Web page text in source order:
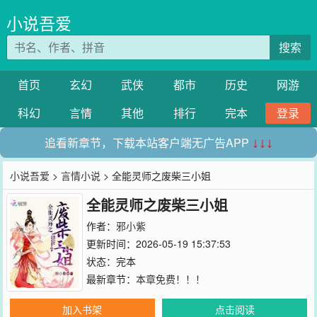
小说吾爱
搜索
首页 玄幻 武侠 都市 历史
网游
科幻
言情 其他 排行 完本
登录
追看新章节，下载本站客户端无广告APP ↓↓↓
小说吾爱 >言情小说 > 全能灵师之废柴三小姐
全能灵师之废柴三小姐
作者： 邪小紫
更新时间：2026-05-19 15:37:53
状态：完本
最新章节： 本章免费！！！
加入书架
点击阅读